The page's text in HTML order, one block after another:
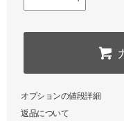
オプションの値段詳細
返品について